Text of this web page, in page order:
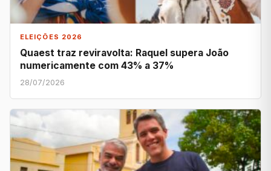
ELEIÇÕES 2026
Quaest traz reviravolta: Raquel supera João
numericamente com 43% a 37%
28/07/2026